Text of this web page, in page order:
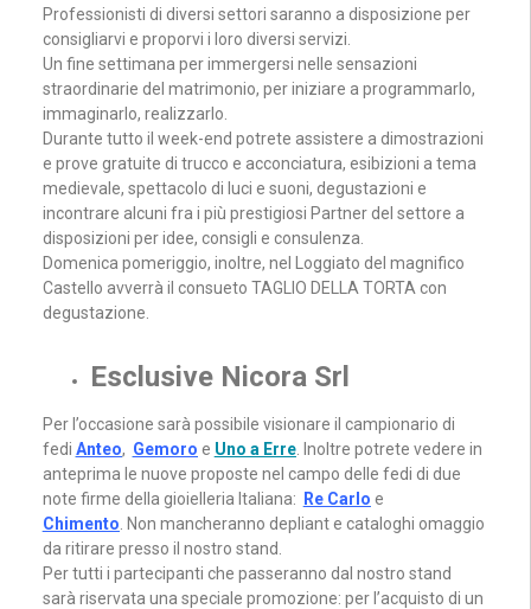
Professionisti di diversi settori saranno a disposizione per
consigliarvi e proporvi i loro diversi servizi.
Un fine settimana per immergersi nelle sensazioni
straordinarie del matrimonio, per iniziare a programmarlo,
immaginarlo, realizzarlo.
Durante tutto il week-end potrete assistere a dimostrazioni
e prove gratuite di trucco e acconciatura, esibizioni a tema
medievale, spettacolo di luci e suoni, degustazioni e
incontrare alcuni fra i più prestigiosi Partner del settore a
disposizioni per idee, consigli e consulenza.
Domenica pomeriggio, inoltre, nel Loggiato del magnifico
Castello avverrà il consueto TAGLIO DELLA TORTA con
degustazione.
Esclusive Nicora Srl
Per l’occasione sarà possibile visionare il campionario di
fedi Anteo, Gemoro e Uno a Erre. Inoltre potrete vedere in
anteprima le nuove proposte nel campo delle fedi di due
note firme della gioielleria Italiana: Re Carlo e
Chimento . Non mancheranno depliant e cataloghi omaggio
da ritirare presso il nostro stand.
Per tutti i partecipanti che passeranno dal nostro stand
sarà riservata una speciale promozione: per l’acquisto di un